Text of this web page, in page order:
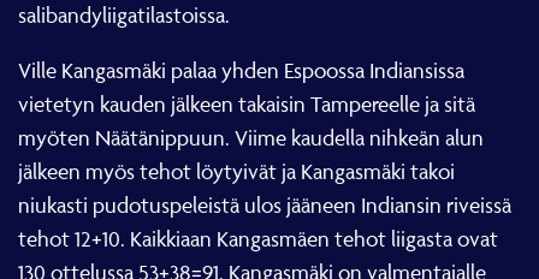
salibandyliigatilastoissa.
Ville Kangasmäki palaa yhden Espoossa Indiansissa
vietetyn kauden jälkeen takaisin Tampereelle ja sitä
myöten Näätänippuun. Viime kaudella nihkeän alun
jälkeen myös tehot löytyivät ja Kangasmäki takoi
niukasti pudotuspeleistä ulos jääneen Indiansin riveissä
tehot 12+10. Kaikkiaan Kangasmäen tehot liigasta ovat
130 ottelussa 53+38=91. Kangasmäki on valmentajalle